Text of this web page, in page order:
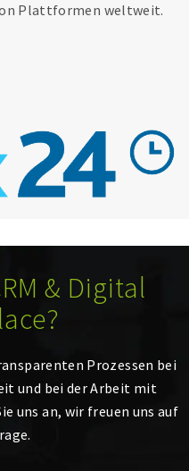
Plattformen weltweit.
& Digital
Prozessen bei
und bei der Arbeit mit
uns an, wir freuen uns auf